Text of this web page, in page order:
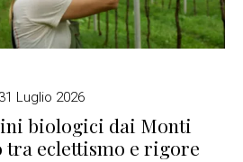
31 Luglio 2026
biologici dai Monti
tra eclettismo e rigore